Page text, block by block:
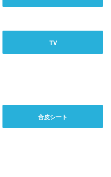
TV
合皮シート